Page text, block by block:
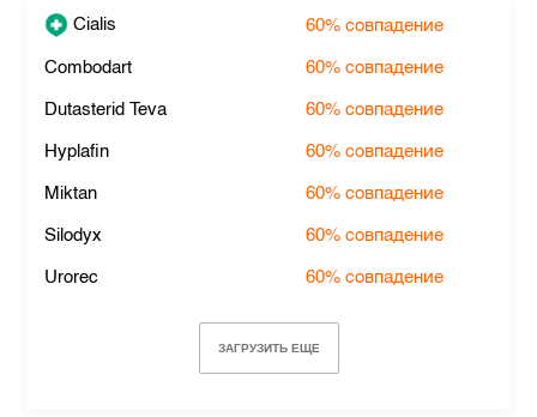
Cialis 60%совпадение
Combodart 60%совпадение
Dutasterid Teva 60%совпадение
Hyplafin 60%совпадение
Miktan 60%совпадение
Silodyx 60%совпадение
Urorec 60%совпадение
ЗАГРУЗИТЬ ЕЩЕ